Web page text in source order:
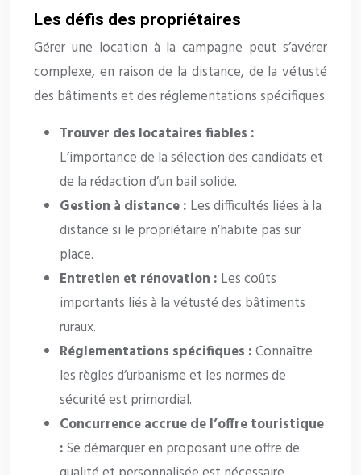
Les défis des propriétaires
Gérer une location à la campagne peut s’avérer
complexe, en raison de la distance, de la vétusté
des bâtiments et des réglementations spécifiques.
Trouver des locataires fiables :
L’importance de la sélection des candidats et
de la rédaction d’un bail solide.
Gestion à distance : Les difficultés liées à la
distance si le propriétaire n’habite pas sur
place.
Entretien et rénovation : Les coûts
importants liés à la vétusté des bâtiments
ruraux.
Réglementations spécifiques :Connaître
les règles d’urbanisme et les normes de
sécurité est primordial.
Concurrence accrue de l’offre touristique
:Se démarquer en proposant une offre de